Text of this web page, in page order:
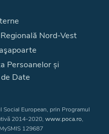
Nord-Vest
Persoanelor și
Date
European, prin Programul
2014-2020, www.poca.ro,
129687